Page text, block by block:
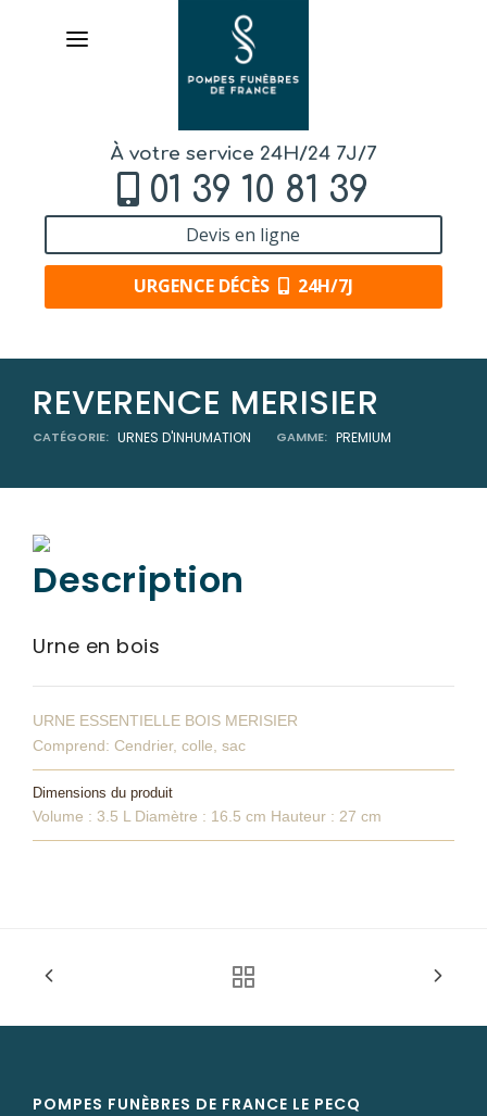
À votre service 24H/24 7J/7
01 39 10 81 39
Devis en ligne
URGENCE DÉCÈS 24H/7J
ORGANISER DES OBSÈQUES
Entretien de sépulture
Nos capitons funéraires
Nos monuments
Nos urnes funéraires
NOS AGENCES
REVERENCE MERISIER
CATÉGORIE: URNES D'INHUMATION GAMME: PREMIUM
Description
Urne en bois
URNE ESSENTIELLE BOIS MERISIER
Comprend: Cendrier, colle, sac
Dimensions du produit
Volume : 3.5 L Diamètre : 16.5 cm Hauteur : 27 cm
POMPES FUNÈBRES DE FRANCE LE PECQ